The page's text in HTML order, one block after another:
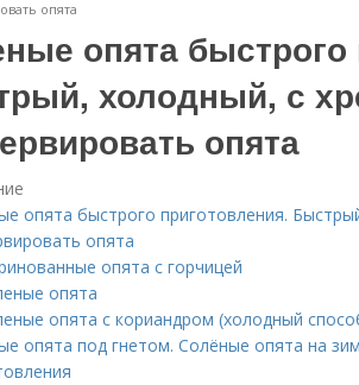
опята
опята быстрого
холодный, с
опята
опята быстрого приготовления.
опята
опята с горчицей
опята
опята с кориандром (холодный
опята под гнетом. Солёные опята на